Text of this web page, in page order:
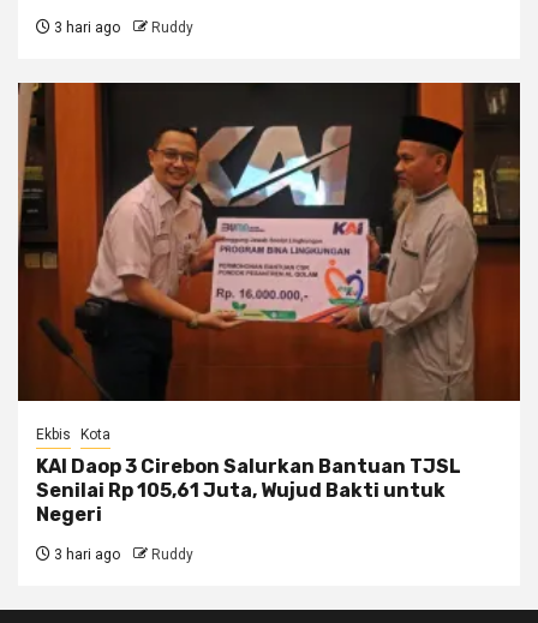
3 hari ago Ruddy
Ekbis Kota
KAI Daop 3 Cirebon Salurkan Bantuan TJSL
Senilai Rp 105,61 Juta, Wujud Bakti untuk
Negeri
3 hari ago Ruddy